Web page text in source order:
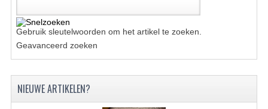
SCHOKBREKERS
Gebruik sleutelwoorden om het artikel te zoeken.
Geavanceerd zoeken
NIEUWE ARTIKELEN?